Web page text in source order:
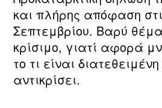
και πλήρης απόφαση
Σεπτεμβρίου. Βαρύ
κρίσιμο, γιατί αφορά
το τι είναι
αντικρίσει.